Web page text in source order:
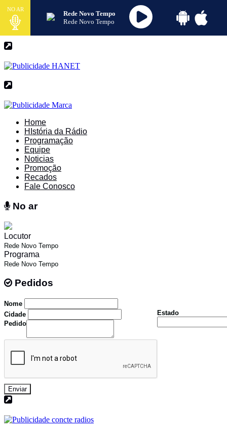
NO AR
Rede Novo Tempo
Rede Novo Tempo
Home
HIstória da Rádio
Programação
Equipe
Noticias
Promoção
Recados
Fale Conosco
No ar
Locutor
Rede Novo Tempo
Programa
Rede Novo Tempo
Pedidos
Nome
Cidade
Estado
Pedido
Enviar